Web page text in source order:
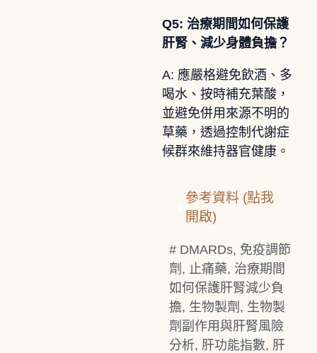
Q5: 治療期間如何保護
肝腎、減少身體負擔？
A: 應嚴格避免飲酒、多
喝水、按時補充葉酸，
並避免併用來源不明的
草藥，透過控制代謝症
候群來維持器官健康。
參考資料 (點我
開啟)
# DMARDs, 免疫調節
劑 , 止痛藥, 治療期間
如何保護肝腎減少負
擔, 生物製劑 , 生物製
劑副作用與肝腎風險
分析, 肝功能指數, 肝